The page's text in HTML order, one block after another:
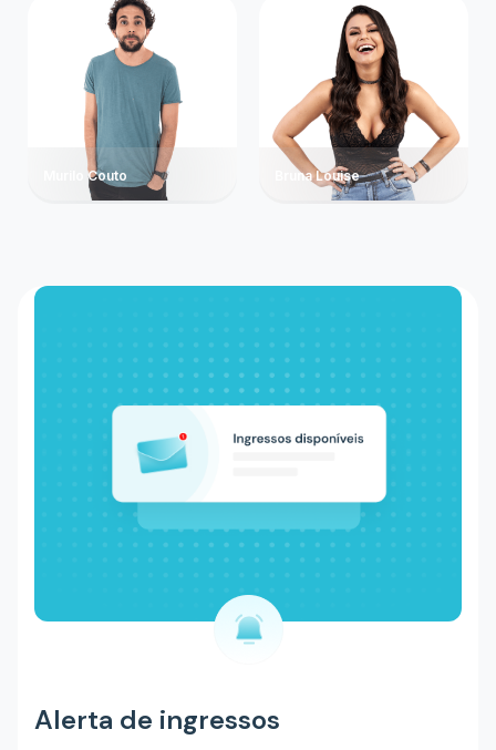
Murilo Couto Bruna Louise
Alerta de ingressos